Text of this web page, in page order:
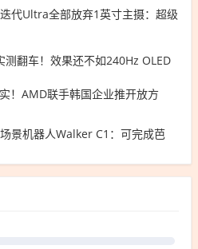
代Ultra全部放弃1英寸主摄：超级
翻车！效果还不如240Hz OLED
！AMD联手韩国企业推开放方
景机器人Walker C1：可完成芭